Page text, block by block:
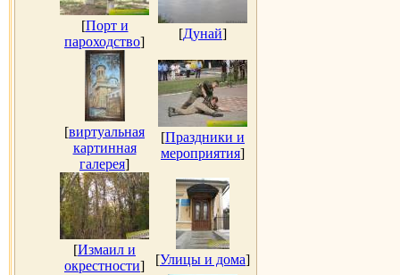
[Порт и
пароходство]
[Дунай]
[виртуальная
картинная
галерея]
[Праздники и
мероприятия]
[Измаил и
окрестности] [Улицы и дома]